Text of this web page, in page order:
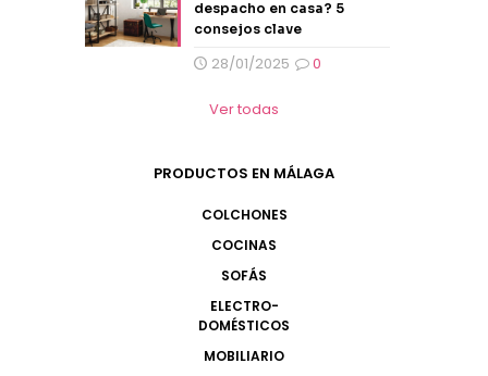
despacho en casa? 5
consejos clave
28/01/2025 0
Ver todas
PRODUCTOS EN MÁLAGA
COLCHONES
COCINAS
SOFÁS
ELECTRO-
DOMÉSTICOS
MOBILIARIO